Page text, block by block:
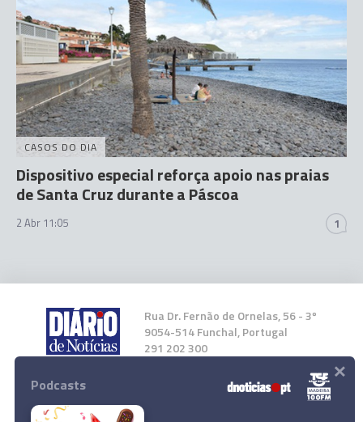
CASOS DO DIA
Dispositivo especial reforça apoio nas praias
de Santa Cruz durante a Páscoa
2 Abr 11:05 1
Rua Dr. Fernão de Ornelas, 56 - 3º
9054-514 Funchal, Portugal
291 202 300
Instale a nossa App
Podcasts ×